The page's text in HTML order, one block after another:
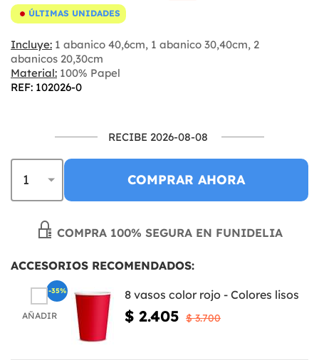
ÚLTIMAS UNIDADES
Incluye: 1 abanico 40,6cm, 1 abanico 30,40cm, 2
abanicos 20,30cm
Material: 100% Papel
REF: 102026-0
RECIBE 2026-08-08
COMPRAR AHORA
COMPRA 100% SEGURA EN FUNIDELIA
ACCESORIOS RECOMENDADOS:
AÑADIR
8 vasos color rojo - Colores lisos
$ 2.405 $ 3.700
-35%